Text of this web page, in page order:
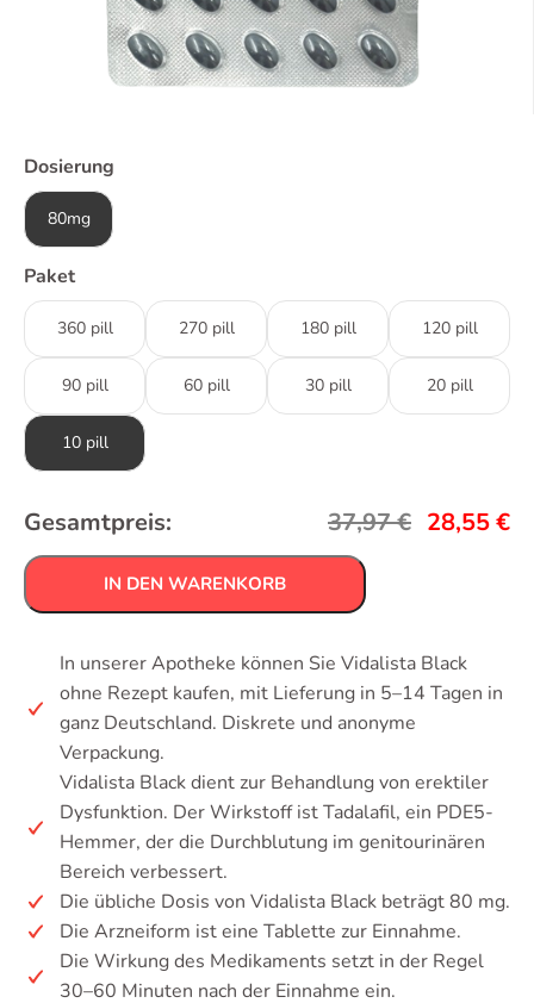
Dosierung
80mg
Paket
360 pill 270 pill 180 pill 120 pill
90 pill 60 pill 30 pill 20 pill
10 pill
Gesamtpreis: 37,97€ 28,55€
IN DEN WARENKORB
In unserer Apotheke können Sie Vidalista Black
ohne Rezept kaufen, mit Lieferung in 5–14 Tagen in
ganz Deutschland. Diskrete und anonyme
Verpackung.
Vidalista Black dient zur Behandlung von erektiler
Dysfunktion. Der Wirkstoff ist Tadalafil, ein PDE5-
Hemmer, der die Durchblutung im genitourinären
Bereich verbessert.
Die übliche Dosis von Vidalista Black beträgt 80 mg.
Die Arzneiform ist eine Tablette zur Einnahme.
Die Wirkung des Medikaments setzt in der Regel
30–60 Minuten nach der Einnahme ein.